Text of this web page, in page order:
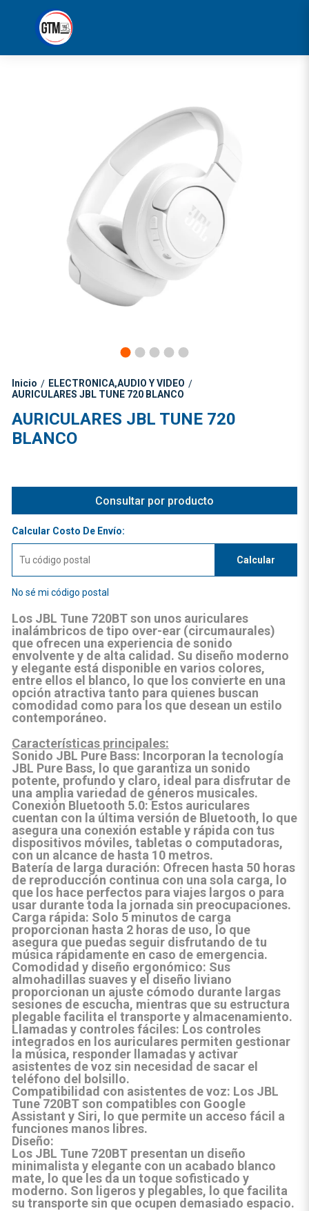
Inicio / ELECTRONICA,AUDIO Y VIDEO /
AURICULARES JBL TUNE 720 BLANCO
AURICULARES JBL TUNE 720
BLANCO
Consultar por producto
Calcular Costo De Envío:
Calcular
No sé mi código postal
Los JBL Tune 720BTson unos auriculares
inalámbricos de tipo over-ear (circumaurales)
que ofrecen una experiencia de sonido
envolvente y de alta calidad. Su diseño moderno
y elegante está disponible en varios colores,
entre ellos el blanco, lo que los convierte en una
opción atractiva tanto para quienes buscan
comodidad como para los que desean un estilo
contemporáneo.
Características principales:
Sonido JBL Pure Bass: Incorporan la tecnología
JBL Pure Bass, lo que garantiza un sonido
potente, profundo y claro, ideal para disfrutar de
una amplia variedad de géneros musicales.
Conexión Bluetooth 5.0: Estos auriculares
cuentan con la última versión de Bluetooth, lo que
asegura una conexión estable y rápida con tus
dispositivos móviles, tabletas o computadoras,
con un alcance de hasta 10 metros.
Batería de larga duración: Ofrecen hasta 50 horas
de reproducción continua con una sola carga, lo
que los hace perfectos para viajes largos o para
usar durante toda la jornada sin preocupaciones.
Carga rápida: Solo 5 minutos de carga
proporcionan hasta 2 horas de uso, lo que
asegura que puedas seguir disfrutando de tu
música rápidamente en caso de emergencia.
Comodidad y diseño ergonómico: Sus
almohadillas suaves y el diseño liviano
proporcionan un ajuste cómodo durante largas
sesiones de escucha, mientras que su estructura
plegable facilita el transporte y almacenamiento.
Llamadas y controles fáciles: Los controles
integrados en los auriculares permiten gestionar
la música, responder llamadas y activar
asistentes de voz sin necesidad de sacar el
teléfono del bolsillo.
Compatibilidad con asistentes de voz: Los JBL
Tune 720BT son compatibles con Google
Assistant y Siri, lo que permite un acceso fácil a
funciones manos libres.
Diseño:
Los JBL Tune 720BT presentan un diseño
minimalista y elegante con un acabado blanco
mate, lo que les da un toque sofisticado y
moderno. Son ligeros y plegables, lo que facilita
su transporte sin que ocupen demasiado espacio.